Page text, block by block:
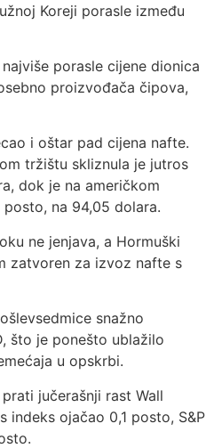
Koreji porasle između
porasle cijene dionica
proizvođača čipova,
i oštar pad cijena nafte.
tržištu skliznula je jutros
dok je na američkom
na 94,05 dolara.
ne jenjava, a Hormuški
zatvoren za izvoz nafte s
snažno
što je ponešto ublažilo
u opskrbi.
jučerašnji rast Wall
indeks ojačao 0,1 posto, S&P